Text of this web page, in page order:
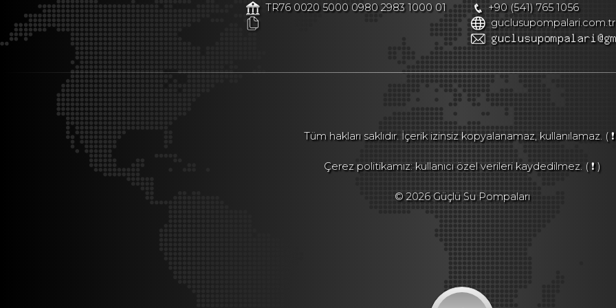
TR76 0020 5000 0980 2983 1000 01
+90 (541) 765 1056
guclusupompalari.com.tr
Tüm hakları saklıdır. İçerik izinsiz kopyalanamaz, kullanılamaz. (
Çerez politikamız: kullanıcı özel verileri kaydedilmez. ( ❗ )
© 2026 Güçlü Su Pompaları